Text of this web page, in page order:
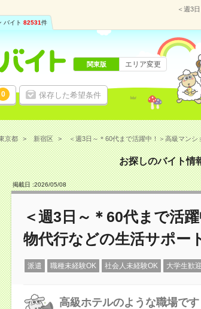
＜週3
バイト 82531件
0 保存した希望条件
関東版 エリア変更
京都 新宿区 ＜週3日～＊60代まで活躍中！＞高級マン
お探しのバイト情
掲載日 :2026/05/08
＜週3日～＊60代まで活
物代行などの生活サポー
派遣 職種未経験OK 社会人未経験OK 大学生歓迎
高級ホテルのような職場で